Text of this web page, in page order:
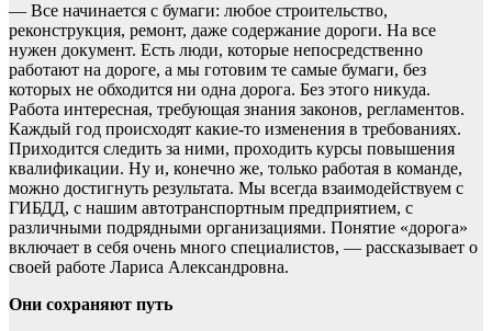
— Все начинается с бумаги: любое строительство,
реконструкция, ремонт, даже содержание дороги. На все
нужен документ. Есть люди, которые непосредственно
работают на дороге, а мы готовим те самые бумаги, без
которых не обходится ни одна дорога. Без этого никуда.
Работа интересная, требующая знания законов, регламентов.
Каждый год происходят какие-то изменения в требованиях.
Приходится следить за ними, проходить курсы повышения
квалификации. Ну и, конечно же, только работая в команде,
можно достигнуть результата. Мы всегда взаимодействуем с
ГИБДД, с нашим автотранспортным предприятием, с
различными подрядными организациями. Понятие «дорога»
включает в себя очень много специалистов, — рассказывает о
своей работе Лариса Александровна.
Они сохраняют путь